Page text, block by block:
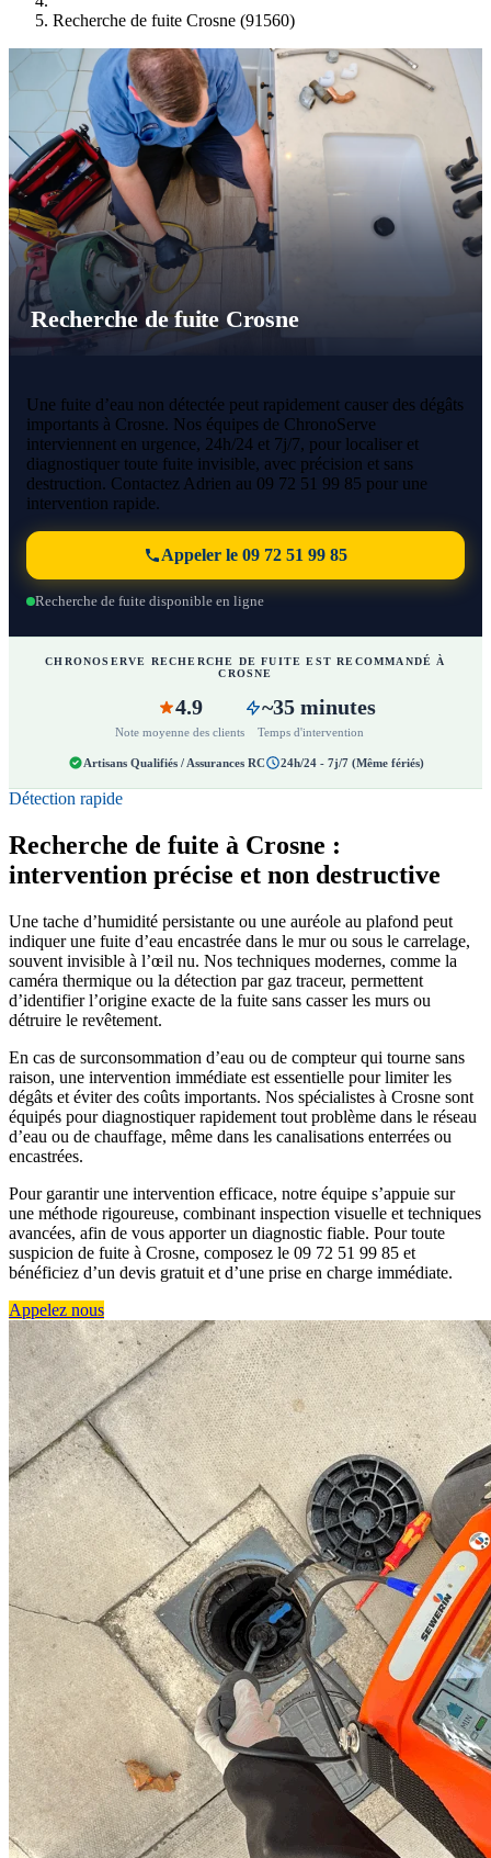
Recherche de fuite Crosne (91560)
Recherche de fuite Crosne
Une fuite d’eau non détectée peut rapidement causer des dégâts
importants à Crosne. Nos équipes de ChronoServe
interviennent en urgence, 24h/24 et 7j/7, pour localiser et
diagnostiquer toute fuite invisible, avec précision et sans
destruction. Contactez Adrien au 09 72 51 99 85 pour une
intervention rapide.
Appeler le 09 72 51 99 85
Recherche de fuite disponible en ligne
CHRONOSERVE RECHERCHE DE FUITE EST RECOMMANDÉ À
CROSNE
4.9
Note moyenne des clients
~35 minutes
Temps d'intervention
Artisans Qualifiés / Assurances RC 24h/24 - 7j/7 (Même fériés)
Détection rapide
Recherche de fuite à Crosne :
intervention précise et non destructive
Une tache d’humidité persistante ou une auréole au plafond peut
indiquer une fuite d’eau encastrée dans le mur ou sous le carrelage,
souvent invisible à l’œil nu. Nos techniques modernes, comme la
caméra thermique ou la détection par gaz traceur, permettent
d’identifier l’origine exacte de la fuite sans casser les murs ou
détruire le revêtement.
En cas de surconsommation d’eau ou de compteur qui tourne sans
raison, une intervention immédiate est essentielle pour limiter les
dégâts et éviter des coûts importants. Nos spécialistes à Crosne sont
équipés pour diagnostiquer rapidement tout problème dans le réseau
d’eau ou de chauffage, même dans les canalisations enterrées ou
encastrées.
Pour garantir une intervention efficace, notre équipe s’appuie sur
une méthode rigoureuse, combinant inspection visuelle et techniques
avancées, afin de vous apporter un diagnostic fiable. Pour toute
suspicion de fuite à Crosne, composez le 09 72 51 99 85 et
bénéficiez d’un devis gratuit et d’une prise en charge immédiate.
Appelez nous